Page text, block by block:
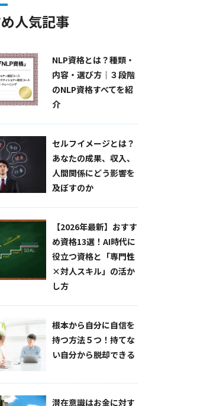
人気記事
NLP資格とは？種類・
内容・選び方｜３段階
のNLP資格すべてを紹
介
セルフイメージとは？
あなたの成果、収入、
人間関係にどう影響を
及ぼすのか
【2026年最新】おすす
め資格13選！AI時代に
役立つ資格と「専門性
×対人スキル」の活か
し方
根本から自分に自信を
持つ方法５つ！持てな
い自分から脱却できる
潜在意識はお金に対す